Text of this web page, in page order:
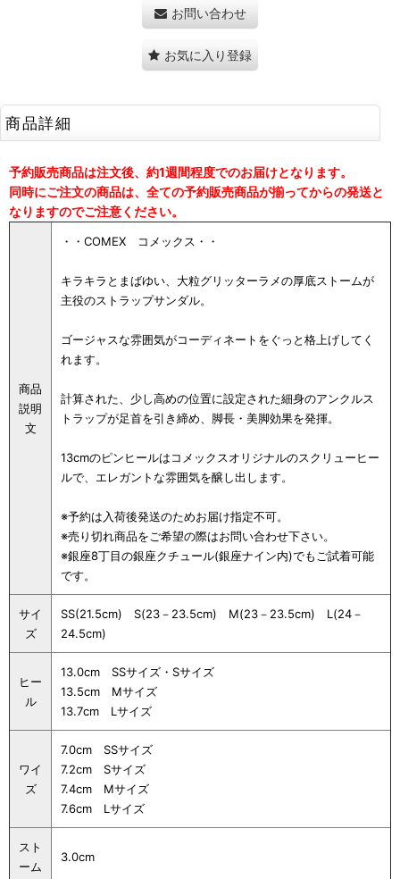
お問い合わせ
お気に入り登録
商品詳細
予約販売商品は注文後、約1週間程度でのお届けとなります。
同時にご注文の商品は、全ての予約販売商品が揃ってからの発送と
なりますのでご注意ください。
商品
説明
文
・・COMEX コメックス・・
キラキラとまばゆい、大粒グリッターラメの厚底ストームが
主役のストラップサンダル。
ゴージャスな雰囲気がコーディネートをぐっと格上げしてく
れます。
計算された、少し高めの位置に設定された細身のアンクルス
トラップが足首を引き締め、脚長・美脚効果を発揮。
13cmのピンヒールはコメックスオリジナルのスクリューヒー
ルで、エレガントな雰囲気を醸し出します。
※予約は入荷後発送のためお届け指定不可。
※売り切れ商品をご希望の際はお問い合わせ下さい。
※銀座8丁目の銀座クチュール(銀座ナイン内)でもご試着可能
です。
サイ
ズ
SS(21.5cm) S(23－23.5cm) M(23－23.5cm) L(24－
24.5cm)
ヒー
ル
13.0cm SSサイズ・Sサイズ
13.5cm Mサイズ
13.7cm Lサイズ
ワイ
ズ
7.0cm SSサイズ
7.2cm Sサイズ
7.4cm Mサイズ
7.6cm Lサイズ
スト
ーム
3.0cm